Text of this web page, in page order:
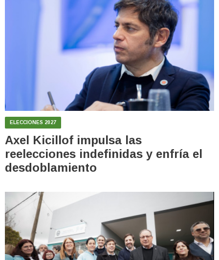
ELECCIONES 2027
Axel Kicillof impulsa las
reelecciones indefinidas y enfría el
desdoblamiento